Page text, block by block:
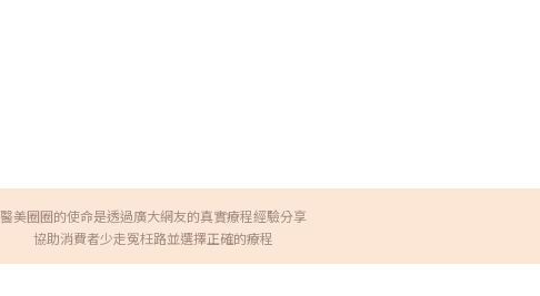
醫美圈圈的使命是透過廣大網友的真實療程經驗分享
協助消費者少走冤枉路並選擇正確的療程